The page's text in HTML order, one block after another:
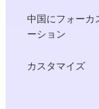
中国にフォーカ
ーション
カスタマイズ